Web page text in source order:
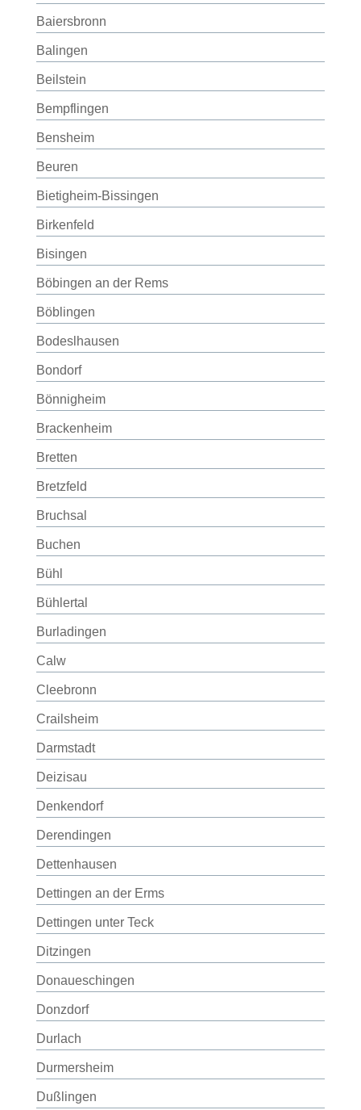
Baiersbronn
Balingen
Beilstein
Bempflingen
Bensheim
Beuren
Bietigheim-Bissingen
Birkenfeld
Bisingen
Böbingen an der Rems
Böblingen
Bodeslhausen
Bondorf
Bönnigheim
Brackenheim
Bretten
Bretzfeld
Bruchsal
Buchen
Bühl
Bühlertal
Burladingen
Calw
Cleebronn
Crailsheim
Darmstadt
Deizisau
Denkendorf
Derendingen
Dettenhausen
Dettingen an der Erms
Dettingen unter Teck
Ditzingen
Donaueschingen
Donzdorf
Durlach
Durmersheim
Dußlingen